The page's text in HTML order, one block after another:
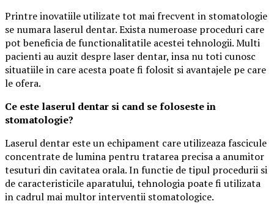
Printre inovatiile utilizate tot mai frecvent in stomatologie
se numara laserul dentar. Exista numeroase proceduri care
pot beneficia de functionalitatile acestei tehnologii. Multi
pacienti au auzit despre laser dentar, insa nu toti cunosc
situatiile in care acesta poate fi folosit si avantajele pe care
le ofera.
Ce este laserul dentar si cand se foloseste in
stomatologie?
Laserul dentar este un echipament care utilizeaza fascicule
concentrate de lumina pentru tratarea precisa a anumitor
tesuturi din cavitatea orala. In functie de tipul procedurii si
de caracteristicile aparatului, tehnologia poate fi utilizata
in cadrul mai multor interventii stomatologice.